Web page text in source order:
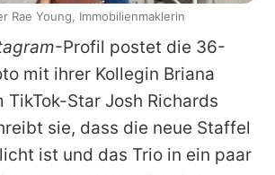
-Profil postet die 36-
mit ihrer Kollegin Briana
TikTok-Star Josh Richards
sie, dass die neue Staffel
ist und das Trio in ein paar
Rae Young, Immobilienmaklerin